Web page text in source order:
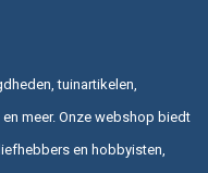
tuinartikelen,
meer. Onze webshop biedt
en hobbyisten,